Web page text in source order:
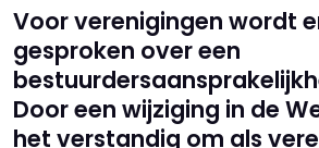
Voor verenigingen wordt
gesproken over een
Door een wijziging in de
het verstandig om als